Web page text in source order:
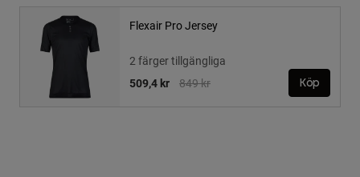
Flexair Pro Jersey
2 färger tillgängliga
Price reduced from
849 krto
509,4 kr Köp